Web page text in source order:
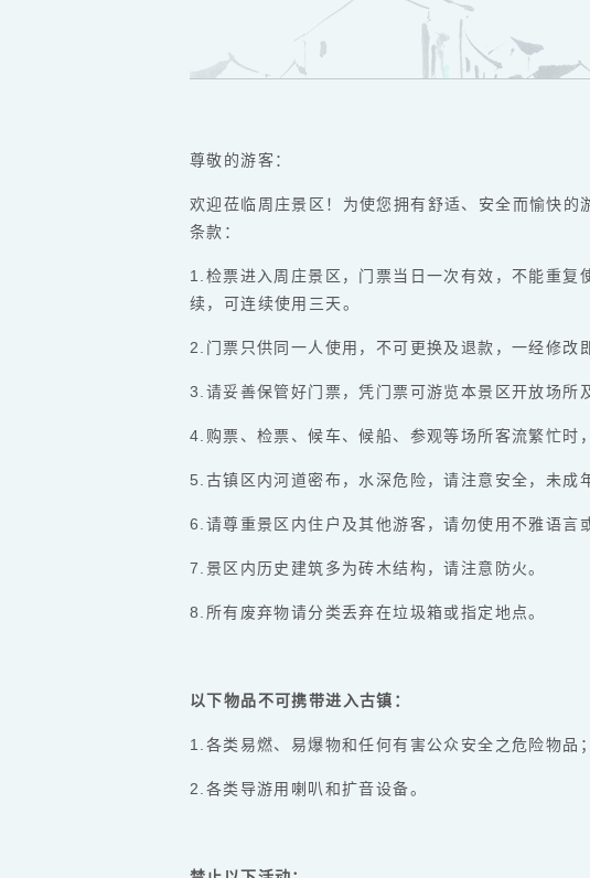
尊敬的游客：
欢迎莅临周庄景区！为使您拥有舒适、安全而愉快
条款：
1.检票进入周庄景区，门票当日一次有效，不能重
续，可连续使用三天。
2.门票只供同一人使用，不可更换及退款，一经修改
3.请妥善保管好门票，凭门票可游览本景区开放场所
4.购票、检票、候车、候船、参观等场所客流繁忙时
5.古镇区内河道密布，水深危险，请注意安全，未成
6.请尊重景区内住户及其他游客，请勿使用不雅语言
7.景区内历史建筑多为砖木结构，请注意防火。
8.所有废弃物请分类丢弃在垃圾箱或指定地点。
以下物品不可携带进入古镇：
1.各类易燃、易爆物和任何有害公众安全之危险物品；
2.各类导游用喇叭和扩音设备。